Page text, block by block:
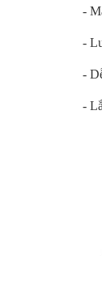
-
-
-
-